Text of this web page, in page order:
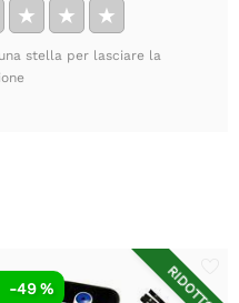
★ ★ ★
stella per lasciare la
RIDOTTO
-49 %